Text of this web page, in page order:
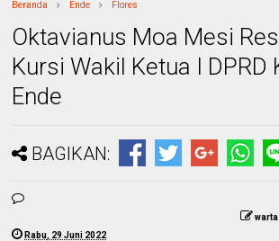
Beranda Ende Flores
Oktavianus Moa Mesi
Kursi Wakil Ketua I DPRD
Ende
BAGIKAN:
Rabu, 29 Juni 2022